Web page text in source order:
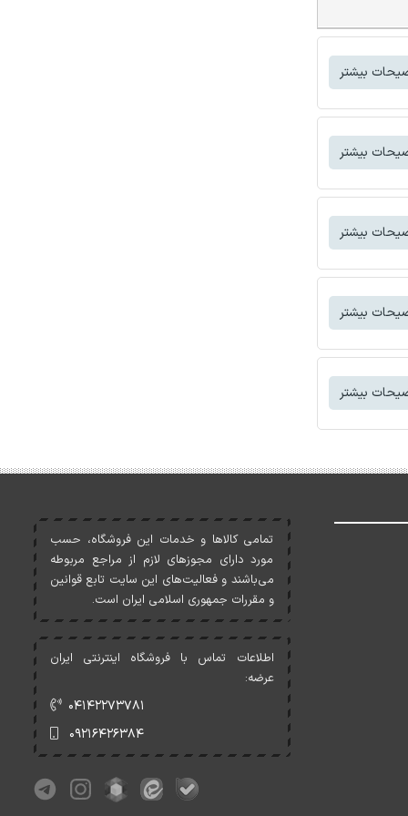
بیشتر
بیشتر
بیشتر
بیشتر
بیشتر
تمامی کالاها و خدمات اين فروشگاه، حسب
مورد دارای مجوزهای لازم از مراجع مربوطه
می‌باشند و فعاليت‌های اين سايت تابع قوانين
و مقررات جمهوری اسلامی ايران است.
اطلاعات تماس با فروشگاه اینترنتی ایران
عرضه:
۰۴۱۴۲۲۷۳۷۸۱
۰۹۲۱۶۴۲۶۳۸۴